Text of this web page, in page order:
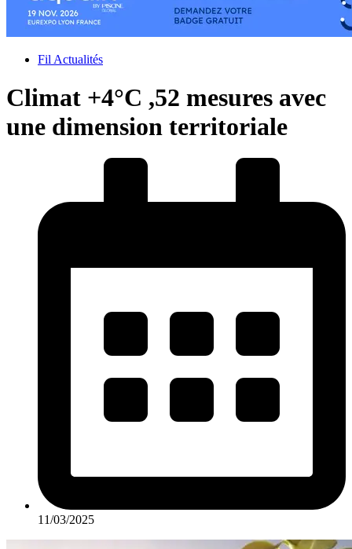
Fil Actualités
Climat +4°C ,52 mesures avec
une dimension territoriale
11/03/2025